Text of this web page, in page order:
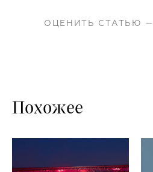
ОЦЕНИТЬ СТАТЬЮ —
Похожее